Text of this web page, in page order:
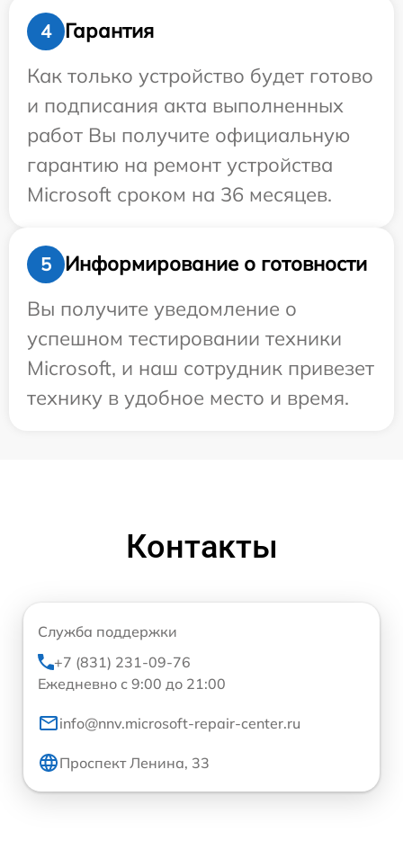
4
Гарантия
Как только устройство будет готово
и подписания акта выполненных
работ Вы получите официальную
гарантию на ремонт устройства
Microsoft сроком на 36 месяцев.
5
Информирование о готовности
Вы получите уведомление о
успешном тестировании техники
Microsoft, и наш сотрудник привезет
технику в удобное место и время.
Контакты
Служба поддержки
+7 (831) 231-09-76
Ежедневно с 9:00 до 21:00
info@nnv.microsoft-repair-center.ru
Проспект Ленина, 33